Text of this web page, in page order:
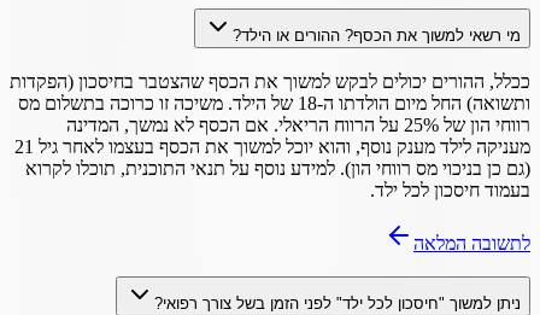
מי רשאי למשוך את הכסף? ההורים או הילד?
ככלל, ההורים יכולים לבקש למשוך את הכסף שהצטבר בחיסכון (הפקדות
ותשואה) החל מיום הולדתו ה-18 של הילד. משיכה זו כרוכה בתשלום מס
רווחי הון של 25% על הרווח הריאלי. אם הכסף לא נמשך, המדינה
מעניקה לילד מענק נוסף, והוא יוכל למשוך את הכסף בעצמו לאחר גיל 21
(גם כן בניכוי מס רווחי הון). למידע נוסף על תנאי התוכנית, תוכלו לקרוא
בעמוד חיסכון לכל ילד.
לתשובה המלאה
ניתן למשוך "חיסכון לכל ילד" לפני הזמן בשל צורך רפואי?